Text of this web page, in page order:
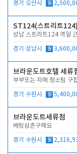
경기 오산시 월
ST124(스트리트124)
성남 스트리트124 격일
경기 성남시 월
브라운도트호텔 세류
부부또는 자매 청소팀 구
경기 수원시 월
브라운도트세류점
베팅삼촌구해요
경기 수원시 월